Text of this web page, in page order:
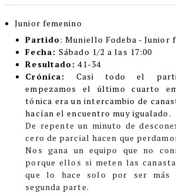
Junior femenino
Partido: Muniello Fodeba - Junior
Fecha:Sábado 1/2 a las 17:00
Resultado: 41-34
Crónica:
Casi todo el
empezamos el último cuarto
tónica era un intercambio de
hacían el encuentro muy igualado.
De repente un minuto de
cero de parcial hacen que
Nos gana un equipo que no
porque ellos si meten las
que lo hace solo por ser más
segunda parte.